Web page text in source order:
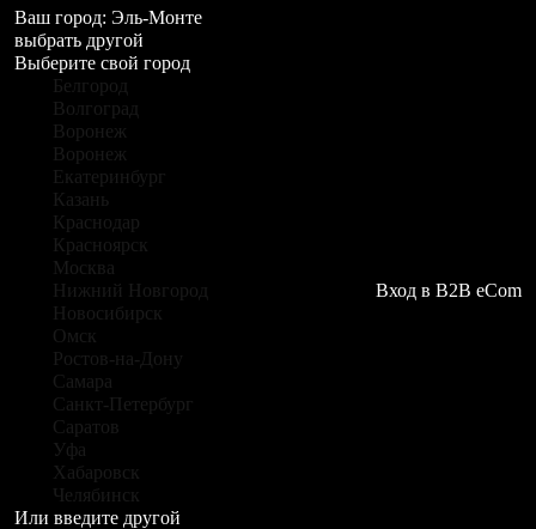
Ваш город: Эль-Монте
выбрать другой
Выберите свой город
Белгород
Волгоград
Воронеж
Воронеж
Екатеринбург
Казань
Краснодар
Красноярск
Москва
Нижний Новгород
Новосибирск
Омск
Ростов-на-Дону
Самара
Санкт-Петербург
Саратов
Уфа
Хабаровск
Челябинск
Или введите другой
Вход в B2B eCom